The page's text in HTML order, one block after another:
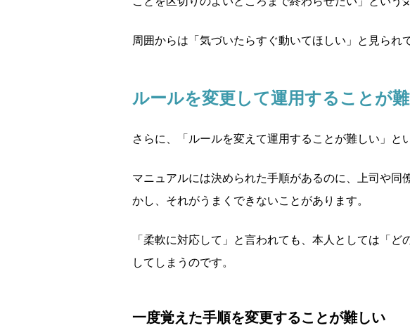
周囲からは「気づいたらすぐ動いてほしい」と見られ
ルールを変更して運用することが
さらに、「ルールを変えて運用することが難しい」と
マニュアルには決められた手順があるのに、上司や
かし、それがうまくできないことがあります。
「柔軟に対応して」と言われても、本人としては「
してしまうのです。
一度覚えた手順を変更することが難しい